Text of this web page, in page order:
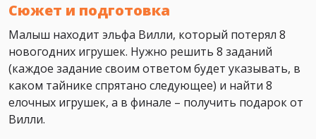
Сюжет и подготовка
Малыш находит эльфа Вилли, который потерял 8
новогодних игрушек. Нужно решить 8 заданий
(каждое задание своим ответом будет указывать, в
каком тайнике спрятано следующее) и найти 8
елочных игрушек, а в финале – получить подарок от
Вилли.